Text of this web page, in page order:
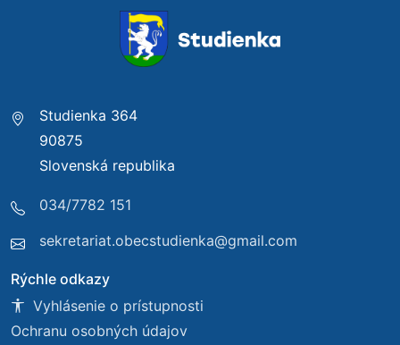
Studienka 364
90875
Slovenská republika
034/7782 151
sekretariat.obecstudienka@gmail.com
Rýchle odkazy
Vyhlásenie o prístupnosti
Ochranu osobných údajov